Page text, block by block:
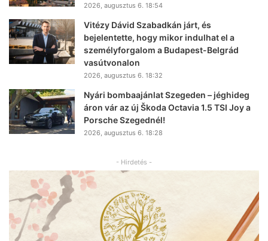
2026, augusztus 6. 18:54
Vitézy Dávid Szabadkán járt, és
bejelentette, hogy mikor indulhat el a
személyforgalom a Budapest-Belgrád
vasútvonalon
2026, augusztus 6. 18:32
Nyári bombaajánlat Szegeden – jéghideg
áron vár az új Škoda Octavia 1.5 TSI Joy a
Porsche Szegednél!
2026, augusztus 6. 18:28
- Hirdetés -